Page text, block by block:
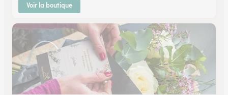
Voir la boutique